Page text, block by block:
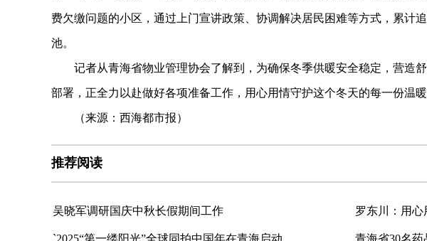
费欠缴问题的小区，通过上门宣讲政策、协调解决居民困难等方式，累计
池。
记者从青海省物业管理协会了解到，为确保冬季供暖安全稳定，营造
部署，正全力以赴做好各项准备工作，用心用情守护这个冬天的每一份温暖
（来源：西海都市报）
推荐阅读
吴晓军调研国庆中秋长假期间工作 罗东川：用
`2025“第一缕阳光”全球同拍中国年在青海启动 青海省30名